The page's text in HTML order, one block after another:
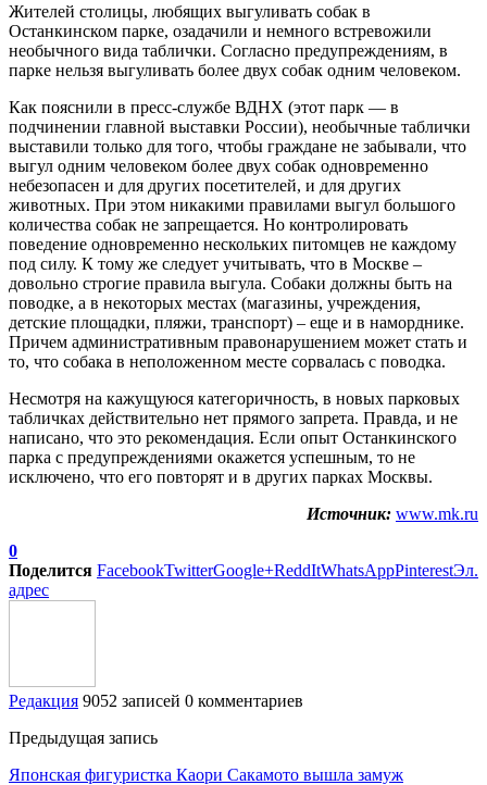
Жителей столицы, любящих выгуливать собак в
Останкинском парке, озадачили и немного встревожили
необычного вида таблички. Согласно предупреждениям, в
парке нельзя выгуливать более двух собак одним человеком.
Как пояснили в пресс-службе ВДНХ (этот парк — в
подчинении главной выставки России), необычные таблички
выставили только для того, чтобы граждане не забывали, что
выгул одним человеком более двух собак одновременно
небезопасен и для других посетителей, и для других
животных. При этом никакими правилами выгул большого
количества собак не запрещается. Но контролировать
поведение одновременно нескольких питомцев не каждому
под силу. К тому же следует учитывать, что в Москве –
довольно строгие правила выгула. Собаки должны быть на
поводке, а в некоторых местах (магазины, учреждения,
детские площадки, пляжи, транспорт) – еще и в наморднике.
Причем административным правонарушением может стать и
то, что собака в неположенном месте сорвалась с поводка.
Несмотря на кажущуюся категоричность, в новых парковых
табличках действительно нет прямого запрета. Правда, и не
написано, что это рекомендация. Если опыт Останкинского
парка с предупреждениями окажется успешным, то не
исключено, что его повторят и в других парках Москвы.
Источник: www.mk.ru
0
Поделится FacebookTwitterGoogle+ReddItWhatsAppPinterestЭл.
адрес
Редакция 9052 записей 0 комментариев
Предыдущая запись
Японская фигуристка Каори Сакамото вышла замуж